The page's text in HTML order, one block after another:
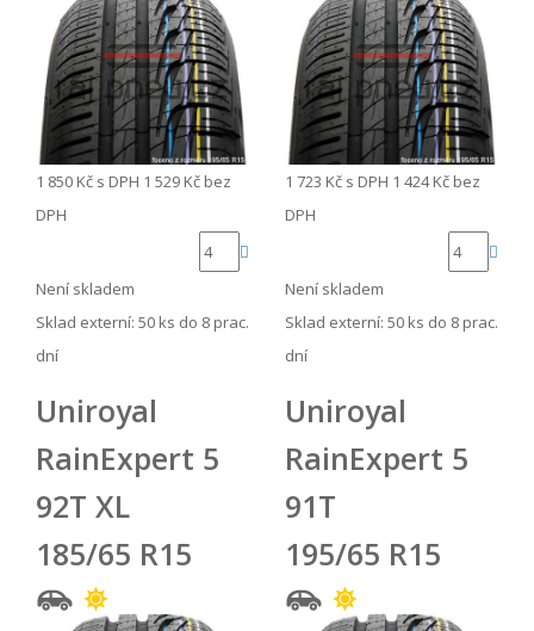
1 850 Kč s DPH 1 529 Kč bez
DPH
Není skladem
Sklad externí: 50 ks do 8 prac.
dní
1 723 Kč s DPH 1 424 Kč bez
DPH
Není skladem
Sklad externí: 50 ks do 8 prac.
dní
Uniroyal
RainExpert 5
92T XL
185/65 R15
Uniroyal
RainExpert 5
91T
195/65 R15